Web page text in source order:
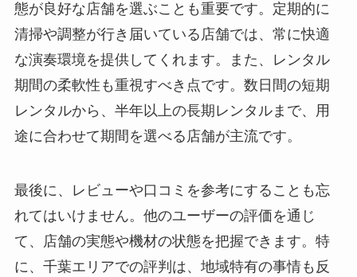
態が良好な店舗を選ぶことも重要です。定期的に
清掃や調整が行き届いている店舗では、常に快適
な演奏環境を提供してくれます。また、レンタル
期間の柔軟性も重視すべき点です。数日間の短期
レンタルから、半年以上の長期レンタルまで、用
途に合わせて期間を選べる店舗が主流です。
最後に、レビューや口コミを参考にすることも忘
れてはいけません。他のユーザーの評価を通じ
て、店舗の実態や機材の状態を把握できます。特
に、千葉エリアでの評判は、地域特有の事情も反